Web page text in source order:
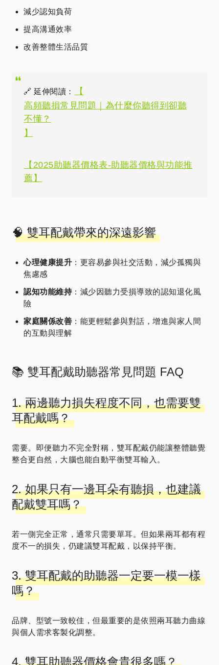
減少認知負荷
提高溝通效率
改善整體生活品質
🔗 延伸閱讀：
【
高頻聽損常見問題｜為什麼你聽得到卻聽
不懂？
】
【2025助聽器價格表-助聽器價格與功能推
薦】
🧠 雙耳配戴帶來的深遠影響
心理健康提升 ：更容易參與社交活動，減少孤獨與
焦慮感
認知功能維持：減少因聽力受損導致的認知退化風
險
家庭關係改善 ：能更輕鬆參與對話，增進與家人間
的互動與理解
📚 雙耳配戴助聽器常見問題 FAQ
1. 兩邊聽力損失程度不同，也需要雙
耳配戴嗎？
需要。即便聽力不完全對稱，雙耳配戴仍能讓整體聽覺
整合更自然，大腦也能自動平衡雙耳輸入。
2. 如果只有一邊耳朵有聽損，也建議
配戴雙耳嗎？
若一側完全正常，通常只需要單耳。但如果兩耳都有程
度不一的損失，仍建議雙耳配戴，以保持平衡。
3. 雙耳配戴的助聽器一定要一模一樣
嗎？
品牌、型號一致較佳，但最重要的是依照兩耳聽力曲線
與個人需求客製化調整。
4. 雙耳助聽器價格會貴很多嗎？